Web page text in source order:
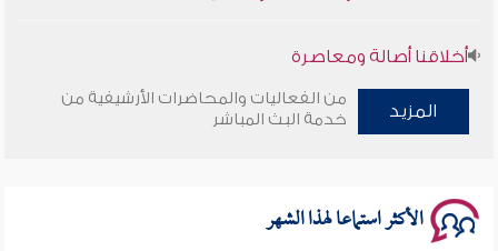
أخلاقنا أصالة ومعاصرة
وأمنهم من خوف 9
المزيد
من الفعاليات والمحاضرات الأرشيفية من
خدمة البث المباشر
الأكثر استماعا لهذا الشهر